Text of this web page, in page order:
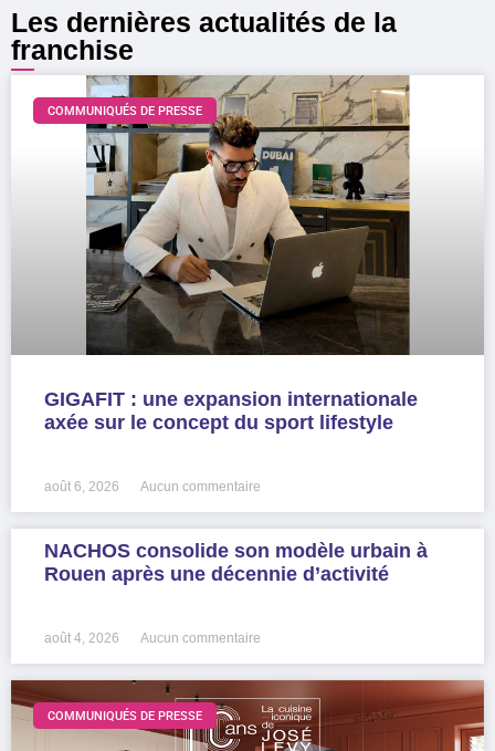
Les dernières actualités de la
franchise
COMMUNIQUÉS DE PRESSE
GIGAFIT : une expansion internationale
axée sur le concept du sport lifestyle
août 6, 2026 Aucun commentaire
NACHOS consolide son modèle urbain à
Rouen après une décennie d’activité
août 4, 2026 Aucun commentaire
COMMUNIQUÉS DE PRESSE